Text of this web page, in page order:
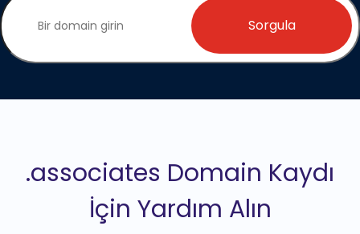
Sorgula
.associates Domain Kaydı
İçin Yardım Alın